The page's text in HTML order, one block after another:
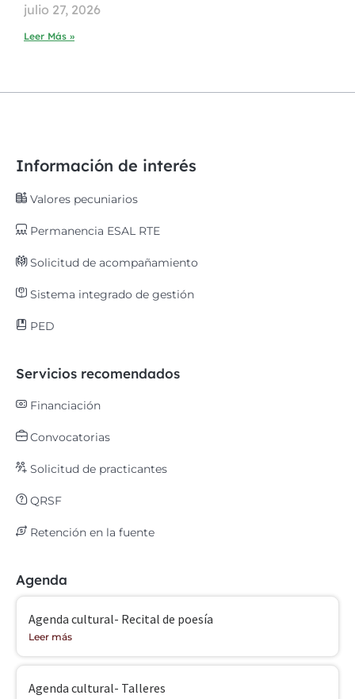
julio 27, 2026
Leer Más »
Información de interés
Valores pecuniarios
Permanencia ESAL RTE
Solicitud de acompañamiento
Sistema integrado de gestión
PED
Servicios recomendados
Financiación
Convocatorias
Solicitud de practicantes
QRSF
Retención en la fuente
Agenda
Agenda cultural- Recital de poesía
Leer más
Agenda cultural- Talleres